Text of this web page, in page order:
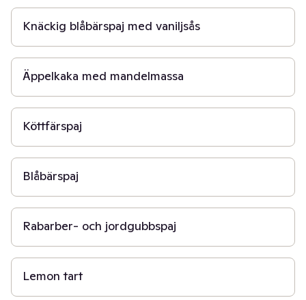
Knäckig blåbärspaj med vaniljsås
50 min
Äppelkaka med mandelmassa
1 t
Köttfärspaj
30 min
Blåbärspaj
45 min
Rabarber- och jordgubbspaj
1 t 30 min
Lemon tart
1 t